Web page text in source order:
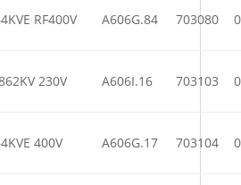
RF400V A606G.84 703080
230V A606I.16 703103
400V A606G.17 703104